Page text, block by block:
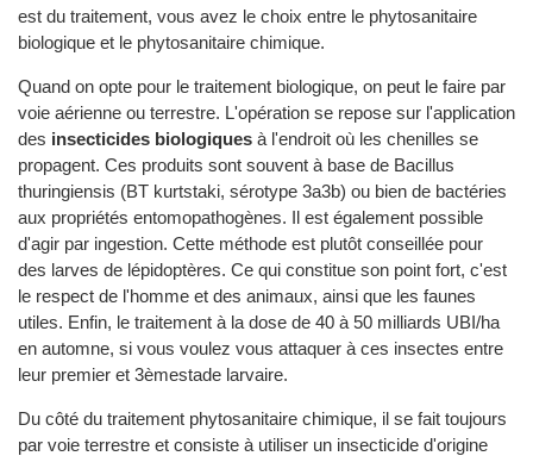
est du traitement, vous avez le choix entre le phytosanitaire
biologique et le phytosanitaire chimique.
Quand on opte pour le traitement biologique, on peut le faire par
voie aérienne ou terrestre. L'opération se repose sur l'application
des insecticides biologiques à l'endroit où les chenilles se
propagent. Ces produits sont souvent à base de Bacillus
thuringiensis (BT kurtstaki, sérotype 3a3b) ou bien de bactéries
aux propriétés entomopathogènes. Il est également possible
d'agir par ingestion. Cette méthode est plutôt conseillée pour
des larves de lépidoptères. Ce qui constitue son point fort, c'est
le respect de l'homme et des animaux, ainsi que les faunes
utiles. Enfin, le traitement à la dose de 40 à 50 milliards UBI/ha
en automne, si vous voulez vous attaquer à ces insectes entre
leur premier et 3èmestade larvaire.
Du côté du traitement phytosanitaire chimique, il se fait toujours
par voie terrestre et consiste à utiliser un insecticide d'origine